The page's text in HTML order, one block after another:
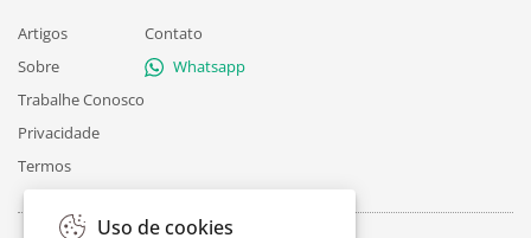
Artigos
Sobre
Trabalhe Conosco
Privacidade
Termos
Contato
Whatsapp
Uso de cookies